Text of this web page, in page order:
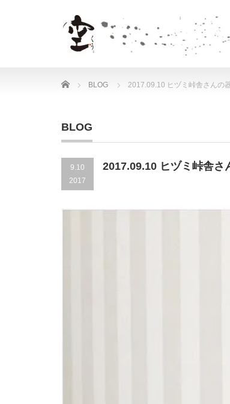
Home BLOG 2017.09.10 ヒヅミ峠舎さんの
BLOG
9.10
2017
2017.09.10 ヒヅミ峠舎さ